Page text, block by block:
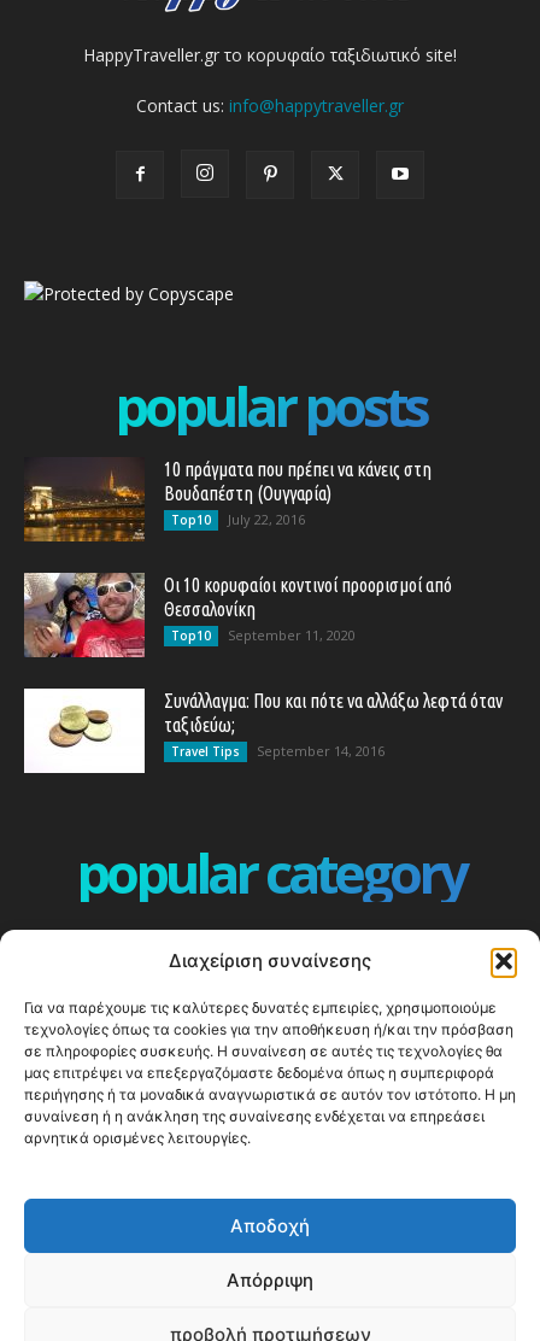
Διαχείριση συναίνεσης
Για να παρέχουμε τις καλύτερες δυνατές εμπειρίες, χρησιμοποιούμε
τεχνολογίες όπως τα cookies για την αποθήκευση ή/και την πρόσβαση
σε πληροφορίες συσκευής. Η συναίνεση σε αυτές τις τεχνολογίες θα
μας επιτρέψει να επεξεργαζόμαστε δεδομένα όπως η συμπεριφορά
περιήγησης ή τα μοναδικά αναγνωριστικά σε αυτόν τον ιστότοπο. Η μη
συναίνεση ή η ανάκληση της συναίνεσης ενδέχεται να επηρεάσει
αρνητικά ορισμένες λειτουργίες.
Αποδοχή
Απόρριψη
προβολή προτιμήσεων
HappyTraveller.gr το κορυφαίο ταξιδιωτικό site!
Contact us: info@happytraveller.gr
popular posts
10 πράγματα που πρέπει να κάνεις στη
Βουδαπέστη (Ουγγαρία)
Top10 July 22, 2016
Οι 10 κορυφαίοι κοντινοί προορισμοί από
Θεσσαλονίκη
Top10 September 11, 2020
Συνάλλαγμα: Που και πότε να αλλάξω λεφτά όταν
ταξιδεύω;
Travel Tips September 14, 2016
popular category
360
ΕΥΡΩΠΗ
332
ΚΟΣΜΟΣ - WORLD
328
Top10
303
Cool spots
ΝΗΣΙΑ
246
© Happy Traveller 2014-2025